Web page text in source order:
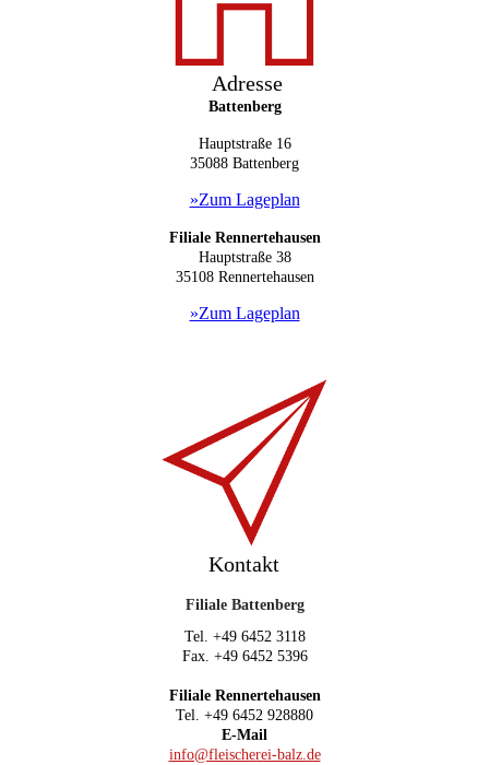
Adresse
Battenberg
Hauptstraße 16
35088 Battenberg
»Zum Lageplan
Filiale Rennertehausen
Hauptstraße 38
35108 Rennertehausen
»Zum Lageplan
Kontakt
Filiale Battenberg
Tel. +49 6452 3118
Fax. +49 6452 5396
Filiale Rennertehausen
Tel. +49 6452 928880
E-Mail
info@fleischerei-balz.de